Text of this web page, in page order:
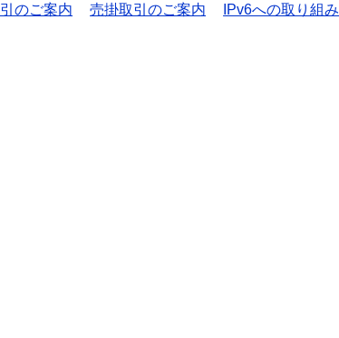
のご案内 売掛取引のご案内
IPv6への取り組み